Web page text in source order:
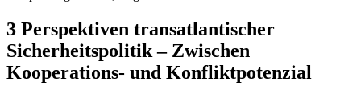
3 Perspektiven transatlantischer
Sicherheitspolitik – Zwischen
Kooperations- und Konfliktpotenzial